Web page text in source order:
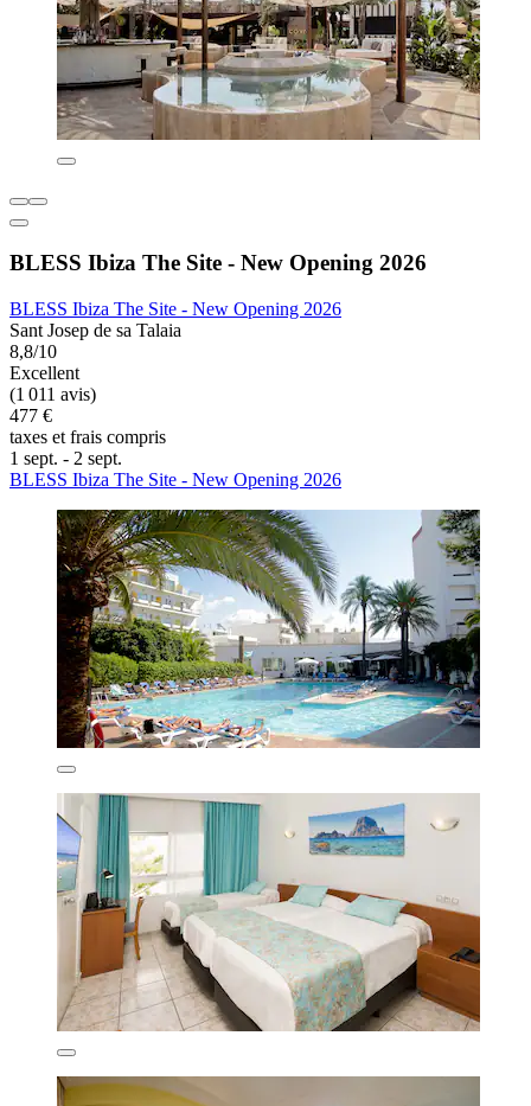
BLESS Ibiza The Site - New Opening 2026
BLESS Ibiza The Site - New Opening 2026
Sant Josep de sa Talaia
8,8/10
Excellent
(1 011 avis)
477 €
taxes et frais compris
1 sept. - 2 sept.
BLESS Ibiza The Site - New Opening 2026